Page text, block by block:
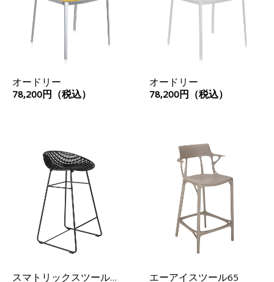
オードリー
78,200円（税込）
オードリー
78,200円（税込）
スマトリックスツールア エーアイスツール65